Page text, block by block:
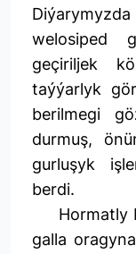
welosiped
geçiriljek
taýýarlyk
berilmegi
durmuş,
gurluşyk
berdi.
Hormatly
galla